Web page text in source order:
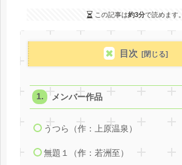
この記事は約3分で読めます。
目次
メンバー作品
うつら（作：上原温泉）
無題１（作：若洲至）